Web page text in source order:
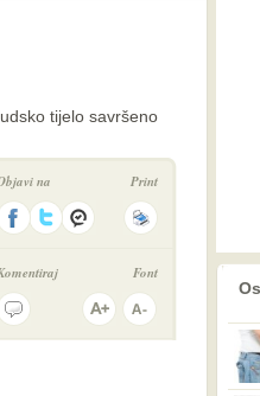
tijelo savršeno
na Print
Fontprethodno